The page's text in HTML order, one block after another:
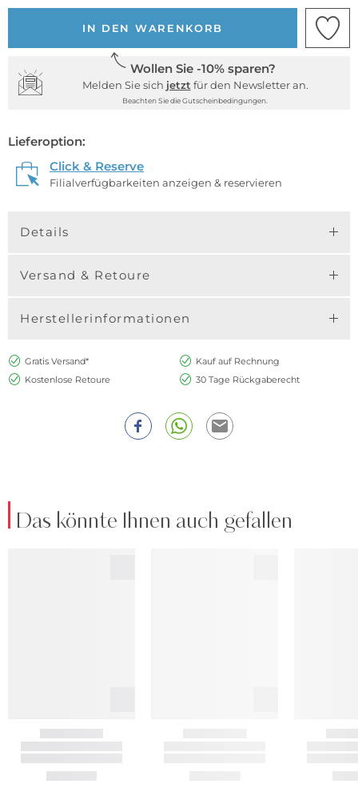
IN DEN WARENKORB
Wollen Sie -10% sparen?
Melden Sie sich jetzt für den Newsletter an.
Beachten Sie die Gutscheinbedingungen.
Lieferoption:
Click & Reserve
Filialverfügbarkeiten anzeigen & reservieren
Details
Versand & Retoure
Herstellerinformationen
Gratis Versand*
Kauf auf Rechnung
Kostenlose Retoure
30 Tage Rückgaberecht
Das könnte Ihnen auch gefallen